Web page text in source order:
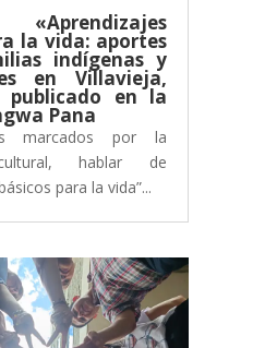
la vida: aportes
indígenas y
en Villavieja,
publicado en la
Pana
marcados por la
hablar de
para la vida”...